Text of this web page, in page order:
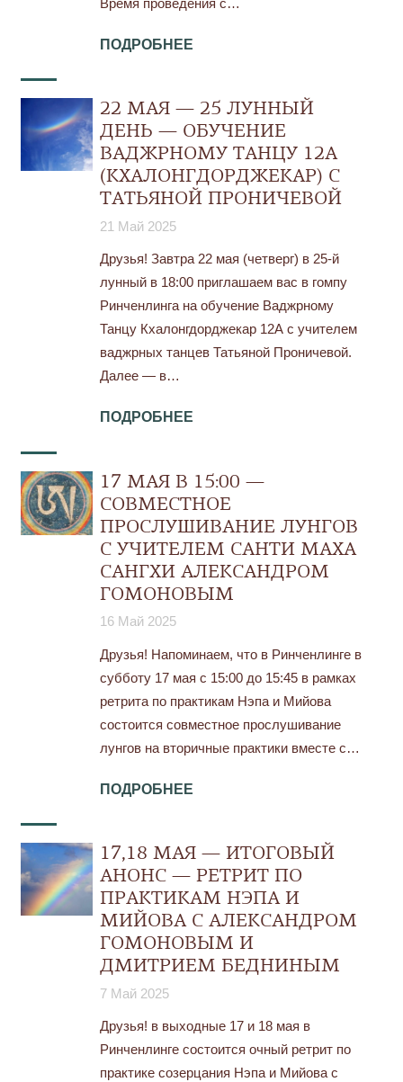
ПОДРОБНЕЕ
22 МАЯ — 25 ЛУННЫЙ
ДЕНЬ — ОБУЧЕНИЕ
ВАДЖРНОМУ ТАНЦУ 12А
(КХАЛОНГДОРДЖЕКАР) С
ТАТЬЯНОЙ ПРОНИЧЕВОЙ
21 Май 2025
Друзья! Завтра 22 мая (четверг) в 25-й
лунный в 18:00 приглашаем вас в гомпу
Ринченлинга на обучение Ваджрному
Танцу Кхалонгдорджекар 12А с учителем
ваджрных танцев Татьяной Проничевой.
Далее — в…
ПОДРОБНЕЕ
17 МАЯ В 15:00 —
СОВМЕСТНОЕ
ПРОСЛУШИВАНИЕ ЛУНГОВ
С УЧИТЕЛЕМ САНТИ МАХА
САНГХИ АЛЕКСАНДРОМ
ГОМОНОВЫМ
16 Май 2025
Друзья! Напоминаем, что в Ринченлинге в
субботу 17 мая с 15:00 до 15:45 в рамках
ретрита по практикам Нэпа и Мийова
состоится совместное прослушивание
лунгов на вторичные практики вместе с…
ПОДРОБНЕЕ
17,18 МАЯ — ИТОГОВЫЙ
АНОНС — РЕТРИТ ПО
ПРАКТИКАМ НЭПА И
МИЙОВА С АЛЕКСАНДРОМ
ГОМОНОВЫМ И
ДМИТРИЕМ БЕДНИНЫМ
7 Май 2025
Друзья! в выходные 17 и 18 мая в
Ринченлинге состоится очный ретрит по
практике созерцания Нэпа и Мийова с